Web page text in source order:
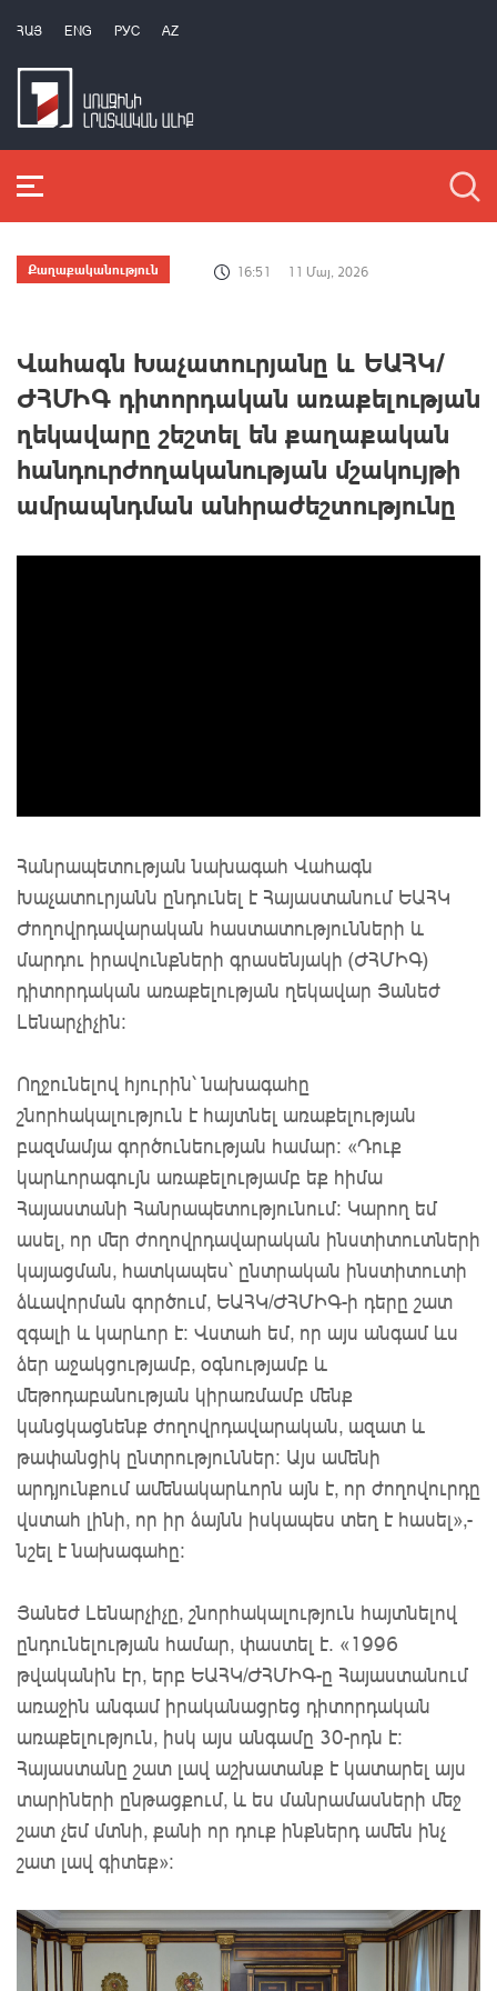
ՀԱՅ ENG РУС AZ
Քաղաքականություն 16:51 11 Մայ, 2026
Վահագն Խաչատուրյանը և ԵԱՀԿ/
ԺՀՄԻԳ դիտորդական առաքելության
ղեկավարը շեշտել են քաղաքական
հանդուրժողականության մշակույթի
ամրապնդման անհրաժեշտությունը
Հանրապետության նախագահ Վահագն
Խաչատուրյանն ընդունել է Հայաստանում ԵԱՀԿ
Ժողովրդավարական հաստատությունների և
մարդու իրավունքների գրասենյակի (ԺՀՄԻԳ)
դիտորդական առաքելության ղեկավար Յանեժ
Լենարչիչին։
Ողջունելով հյուրին՝ նախագահը
շնորհակալություն է հայտնել առաքելության
բազմամյա գործունեության համար: «Դուք
կարևորագույն առաքելությամբ եք հիմա
Հայաստանի Հանրապետությունում: Կարող եմ
ասել, որ մեր ժողովրդավարական ինստիտուտների
կայացման, հատկապես՝ ընտրական ինստիտուտի
ձևավորման գործում, ԵԱՀԿ/ԺՀՄԻԳ-ի դերը շատ
զգալի և կարևոր է։ Վստահ եմ, որ այս անգամ ևս
ձեր աջակցությամբ, օգնությամբ և
մեթոդաբանության կիրառմամբ մենք
կանցկացնենք ժողովրդավարական, ազատ և
թափանցիկ ընտրություններ։ Այս ամենի
արդյունքում ամենակարևորն այն է, որ ժողովուրդը
վստահ լինի, որ իր ձայնն իսկապես տեղ է հասել»,-
նշել է նախագահը։
Յանեժ Լենարչիչը, շնորհակալություն հայտնելով
ընդունելության համար, փաստել է. «1996
թվականին էր, երբ ԵԱՀԿ/ԺՀՄԻԳ-ը Հայաստանում
առաջին անգամ իրականացրեց դիտորդական
առաքելություն, իսկ այս անգամը 30-րդն է։
Հայաստանը շատ լավ աշխատանք է կատարել այս
տարիների ընթացքում, և ես մանրամասների մեջ
շատ չեմ մտնի, քանի որ դուք ինքներդ ամեն ինչ
շատ լավ գիտեք»: